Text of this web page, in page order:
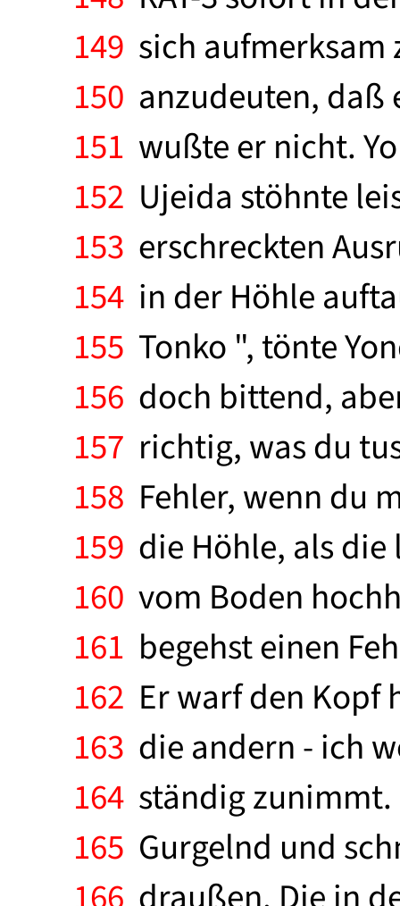
149 sich
150 anzudeuten, daß
151 wußte er nicht.
152 Ujeida stöhnte
153 erschreckten
154 in der Höhle
155 Tonko ", tönte
156 doch bittend,
157 richtig, was du
158 Fehler, wenn du
159 die Höhle, als
160 vom Boden
161 begehst einen
162 Er warf den Kopf
163 die andern - ich
164 ständig zunimmt.
165 Gurgelnd und